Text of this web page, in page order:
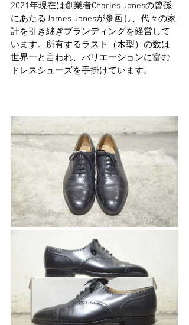
2021年現在は創業者Charles Jonesの曾孫
にあたるJames Jonesが参画し、代々の家
計を引き継ぎブランディングを経営して
います。所有するラスト（木型）の数は
世界一と言われ、バリエーションに富む
ドレスシューズを手掛けています。